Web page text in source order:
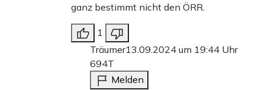
ganz bestimmt nicht den ÖRR.
1
Träumer13.09.2024 um 19:44 Uhr
694T
Melden